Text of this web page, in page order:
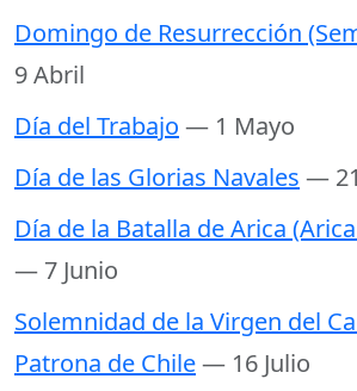
Domingo de Resurrección
9 Abril
Día del Trabajo — 1 Mayo
Día de las Glorias Navales —
Día de la Batalla de Arica
— 7 Junio
Solemnidad de la Virgen del
Patrona de Chile— 16 Julio